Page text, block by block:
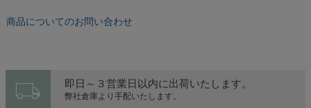
商品についてのお問い合わせ
local_shipping 即日～３営業日以内に出荷いたします。
弊社倉庫より手配いたします。